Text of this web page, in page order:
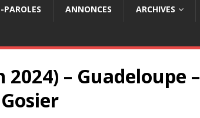
PAROLES ANNONCES ARCHIVES
2024) – Guadeloupe –